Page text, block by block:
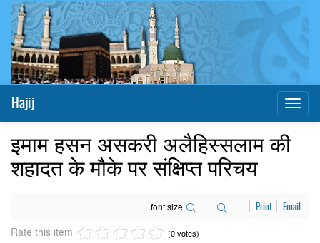
Hajij
इमाम हसन असकरी अलैहिस्सलाम की
शहादत के मौके पर संक्षिप्त परिचय
font size Print Email
Rate this item (0 votes)